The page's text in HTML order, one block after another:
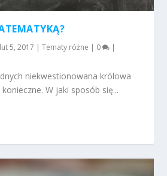
lut 5, 2017 |Tematy różne | 0 |
niekwestionowana królowa
W jaki sposób się...